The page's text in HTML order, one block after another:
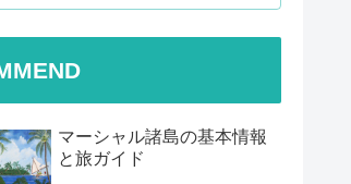
お願いします！】Presented…
マーシャル諸島の基本情報
と旅ガイド